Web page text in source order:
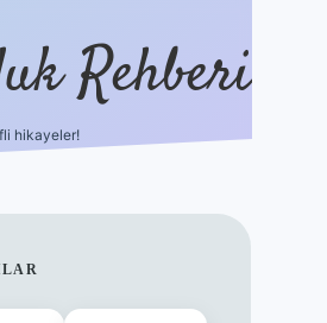
Rehberi
hikayeler!
grandoperabet